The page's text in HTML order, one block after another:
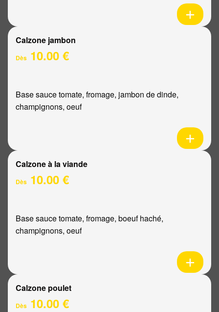
Calzone jambon
Dès 10.00 €
Base sauce tomate, fromage, jambon de dinde,
champignons, oeuf
Calzone à la viande
Dès 10.00 €
Base sauce tomate, fromage, boeuf haché,
champignons, oeuf
Calzone poulet
Dès 10.00 €